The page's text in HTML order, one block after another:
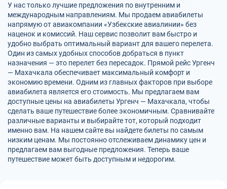
У нас только лучшие предложения по внутренним и
международным направлениям. Мы продаем авиабилеты
напрямую от авиакомпании «Узбекские авиалинии» без
наценок и комиссий. Наш сервис позволит вам быстро и
удобно выбрать оптимальный вариант для вашего перелета.
Один из самых удобных способов добраться в пункт
назначения — это перелет без пересадок. Прямой рейс Ургенч
— Махачкала обеспечивает максимальный комфорт и
экономию времени. Одним из главных факторов при выборе
авиабилета является его стоимость. Мы предлагаем вам
доступные цены на авиабилеты Ургенч — Махачкала, чтобы
сделать ваше путешествие более экономичным. Сравнивайте
различные варианты и выбирайте тот, который подходит
именно вам. На нашем сайте вы найдете билеты по самым
низким ценам. Мы постоянно отслеживаем динамику цен и
предлагаем вам выгодные предложения. Теперь ваше
путешествие может быть доступным и недорогим.